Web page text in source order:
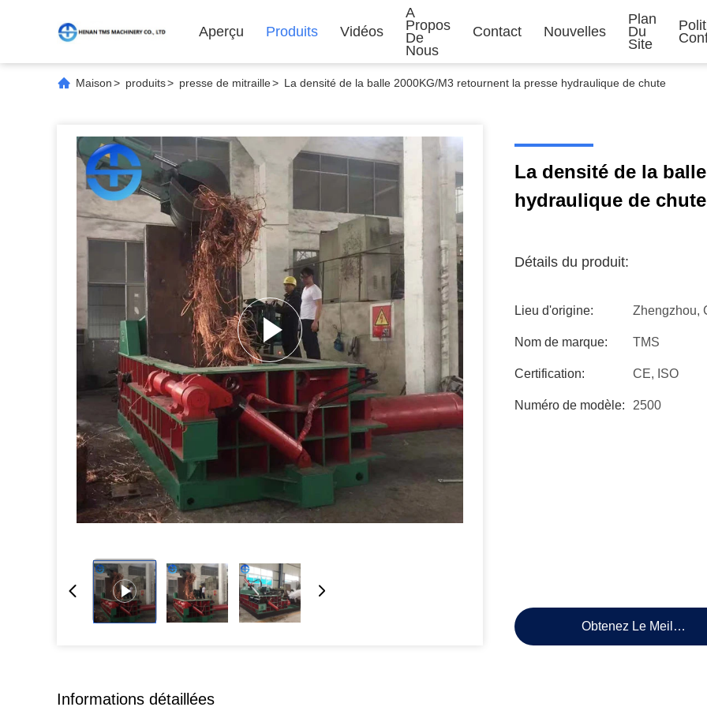
Aperçu Produits Vidéos
A
Propos
De
Nous
Contact Nouvelles
Plan
Du
Site
Maison> produits> presse de mitraille> La densité de la balle 2000KG/M3 retournent la presse hydraulique de chute
La densité de la
hydraulique de chute
Détails du produit:
Lieu d'origine: Zhengzhou,
Nom de marque: TMS
Certification: CE, ISO
Numéro de modèle: 2500
Obtenez Le Meilleur
Informations détaillées